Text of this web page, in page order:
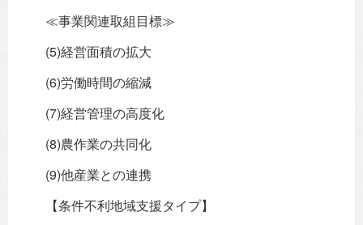
≪事業関連取組目標≫
(5)経営面積の拡大
(6)労働時間の縮減
(7)経営管理の高度化
(8)農作業の共同化
(9)他産業との連携
【条件不利地域支援タイプ】